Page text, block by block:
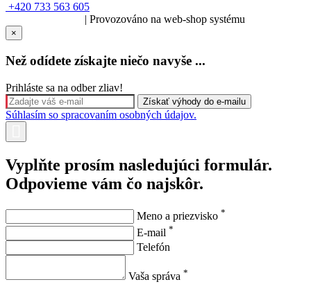
+420 733 563 605
| Provozováno na web-shop systému
×
Než odídete získajte niečo navyše ...
Prihláste sa na odber zliav!
Súhlasím so spracovaním osobných údajov.
Vyplňte prosím nasledujúci formulár.
Odpovieme vám čo najskôr.
Meno a priezvisko *
E-mail *
Telefón
Vaša správa *